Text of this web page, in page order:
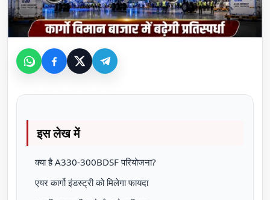
इस लेख में
क्या है A330-300BDSF परियोजना?
एयर कार्गो इंडस्ट्री को मिलेगा फायदा